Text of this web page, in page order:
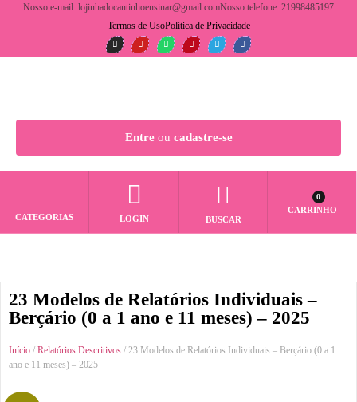
Nosso e-mail: lojinhadocantinhoensinar@gmail.comNosso telefone: 21998485197
Termos de UsoPolítica de Privacidade
Entreou cadastre-se
CATEGORIAS LOGIN BUSCAR
0
CARRINHO
23 Modelos de Relatórios Individuais –
Berçário (0 a 1 ano e 11 meses) – 2025
Início / Relatórios Descritivos / 23 Modelos de Relatórios Individuais – Berçário (0 a 1
ano e 11 meses) – 2025